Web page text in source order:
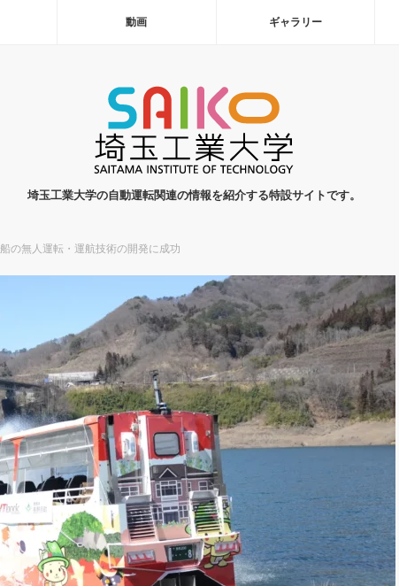
動画 ギャラリー
埼玉工業大学の自動運転関連の情報を紹介する特設サイトです。
の無人運転・運航技術の開発に成功